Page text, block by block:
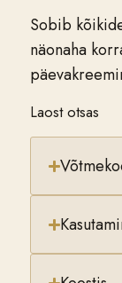
Sobib
näonaha
Laost otsas